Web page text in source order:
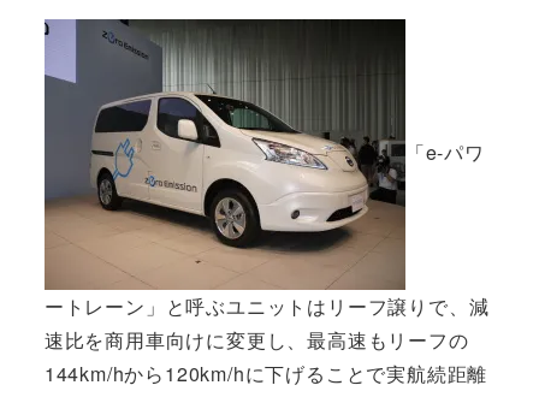
「e-パワ
ートレーン」と呼ぶユニットはリーフ譲りで、減
速比を商用車向けに変更し、最高速もリーフの
144km/hから120km/hに下げることで実航続距離